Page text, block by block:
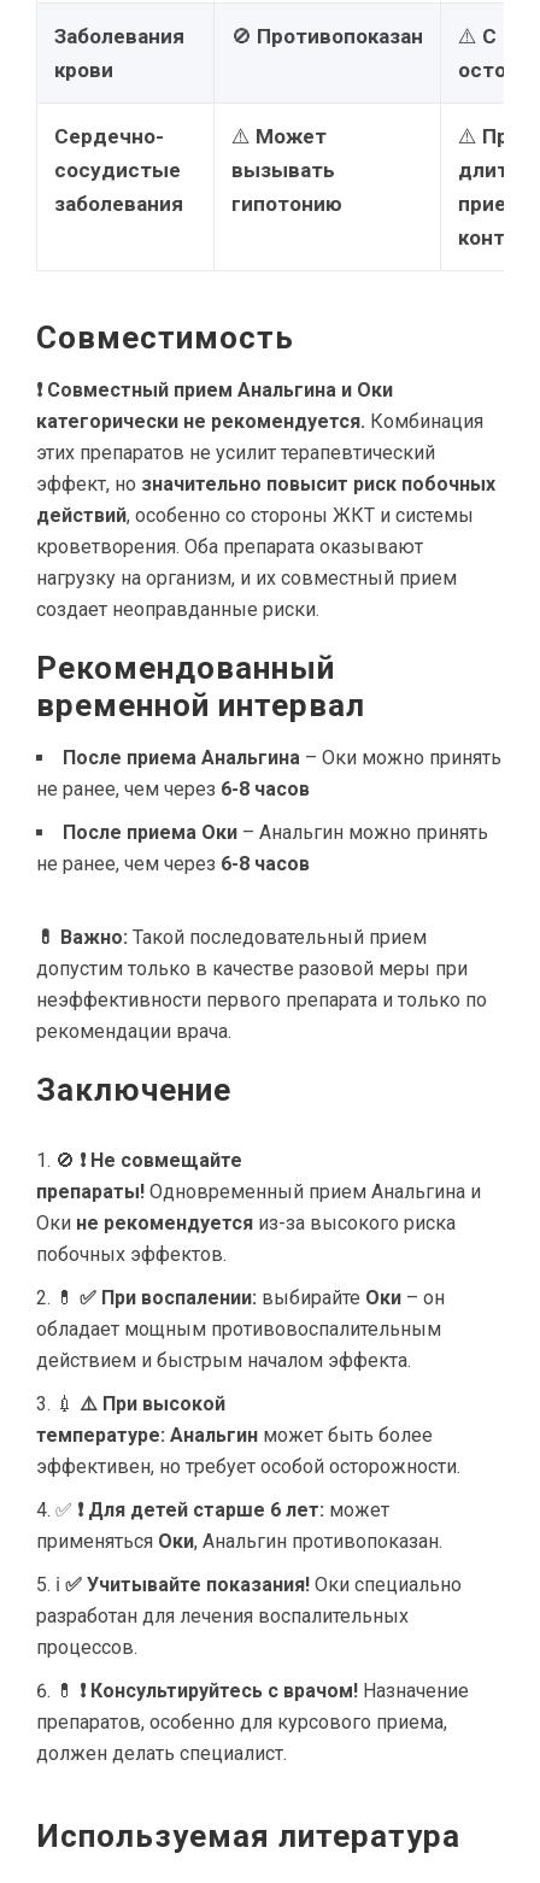
Заболевания
крови
🚫 Противопоказан ⚠️ С
Сердечно-
сосудистые
заболевания
⚠️ Может
вызывать
гипотонию
⚠️ При
приеме
Совместимость
❗ Совместный прием Анальгина и Оки
категорически не рекомендуется. Комбинация
этих препаратов не усилит терапевтический
эффект, но значительно повысит риск побочных
действий, особенно со стороны ЖКТ и системы
кроветворения. Оба препарата оказывают
нагрузку на организм, и их совместный прием
создает неоправданные риски.
Рекомендованный
временной интервал
После приема Анальгина – Оки можно принять
не ранее, чем через 6-8 часов
После приема Оки – Анальгин можно принять
не ранее, чем через 6-8 часов
💊 Важно: Такой последовательный прием
допустим только в качестве разовой меры при
неэффективности первого препарата и только по
рекомендации врача.
Заключение
🚫 ❗ Не совмещайте
препараты! Одновременный прием Анальгина и
Оки не рекомендуется из-за высокого риска
побочных эффектов.
💊 ✅ При воспалении: выбирайте Оки – он
обладает мощным противовоспалительным
действием и быстрым началом эффекта.
💉 ⚠️ При высокой
температуре: Анальгин может быть более
эффективен, но требует особой осторожности.
✅ ❗ Для детей старше 6 лет: может
применяться Оки, Анальгин противопоказан.
ℹ️ ✅ Учитывайте показания! Оки специально
разработан для лечения воспалительных
процессов.
💊 ❗ Консультируйтесь с врачом! Назначение
препаратов, особенно для курсового приема,
должен делать специалист.
Используемая литература